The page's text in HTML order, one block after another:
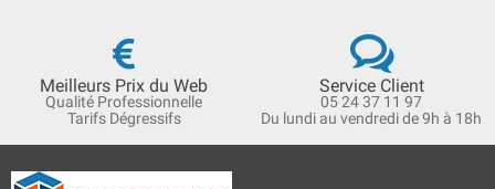
Meilleurs Prix du Web
Qualité Professionnelle
Tarifs Dégressifs
Service Client
05 24 37 11 97
Du lundi au vendredi de 9h à 18h